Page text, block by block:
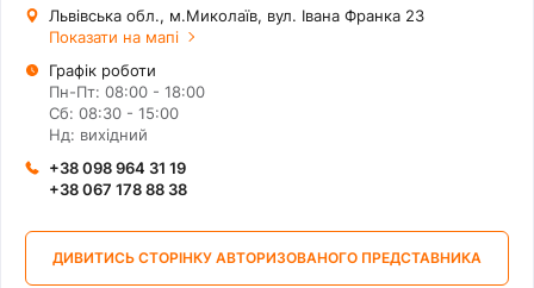
Львівська обл., м.Миколаїв, вул. Івана Франка 23
Показати на мапі
Графік роботи
Пн-Пт: 08:00 - 18:00
Сб: 08:30 - 15:00
Нд: вихідний
+38 098 964 31 19
+38 067 178 88 38
ДИВИТИСЬ СТОРІНКУ АВТОРИЗОВАНОГО ПРЕДСТАВНИКА